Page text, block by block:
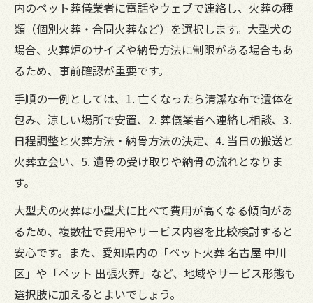
識
ドーベルマンに合う火葬方法の選び方
愛知県のペット葬儀で選ばれる火葬形式と
は
火葬後の遺骨返却と納骨の流れを解説
ペット葬儀における立会とお別れの違い
遺骨の扱いや納骨に迷った時のポイント
ペット葬儀後の遺骨の保管方法と注意点
自宅でのペット葬儀供養は法律的に大丈
夫？
ペット葬儀の納骨堂利用とそのメリット
遺骨を家族で見守る供養の方法とは
内のペット葬儀業者に電話やウェブで連絡し、火葬の種
類（個別火葬・合同火葬など）を選択します。大型犬の
場合、火葬炉のサイズや納骨方法に制限がある場合もあ
るため、事前確認が重要です。
手順の一例としては、1. 亡くなったら清潔な布で遺体を
包み、涼しい場所で安置、2. 葬儀業者へ連絡し相談、3.
日程調整と火葬方法・納骨方法の決定、4. 当日の搬送と
火葬立会い、5. 遺骨の受け取りや納骨の流れとなりま
す。
大型犬の火葬は小型犬に比べて費用が高くなる傾向があ
るため、複数社で費用やサービス内容を比較検討すると
安心です。また、愛知県内の「ペット火葬 名古屋 中川
区」や「ペット 出張火葬」など、地域やサービス形態も
選択肢に加えるとよいでしょう。